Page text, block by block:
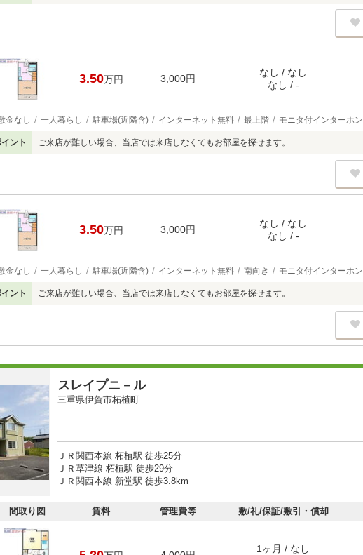
3.50万円 3,000円
なし / なし
なし / -
金なし 一人暮らし 駐車場(近隣含) インターネット無料 最上階 モニタ付インターホン
ント ご来店が難しい場合、当店では来店しなくてもお部屋を探せます。
3.50万円 3,000円
なし / なし
なし / -
金なし 一人暮らし 駐車場(近隣含) インターネット無料 南向き モニタ付インターホン
ント ご来店が難しい場合、当店では来店しなくてもお部屋を探せます。
スレイプニ－ル
三重県伊賀市柘植町
ＪＲ関西本線 柘植駅 徒歩25分
ＪＲ草津線 柘植駅 徒歩29分
ＪＲ関西本線 新堂駅 徒歩3.8km
間取り図 賃料 管理費等 敷/礼/保証/敷引・償却
1ヶ月 / なし